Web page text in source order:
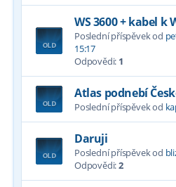
WS 3600 + kabel k
Poslední příspěvek od
15:17
Odpovědi: 1
Atlas podnebí
Poslední příspěvek od
Daruji
Poslední příspěvek od
Odpovědi:2